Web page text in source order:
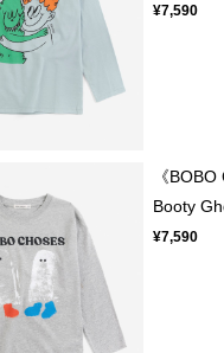
¥7,590
《
Booty
¥7,590